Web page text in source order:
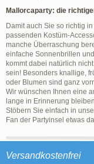
Versandkostenfrei
Mallorcaparty: die
Damit auch Sie so richtig
passenden Kostüm-
manche Überraschung
einfache Sonnenbrillen
kommt dabei natürlich
sein! Besonders knallige,
oder Blumen sind ganz
Wir wünschen Ihnen eine
lange in Erinnerung
Stöbern Sie einfach in
Fan der Partyinsel etwas